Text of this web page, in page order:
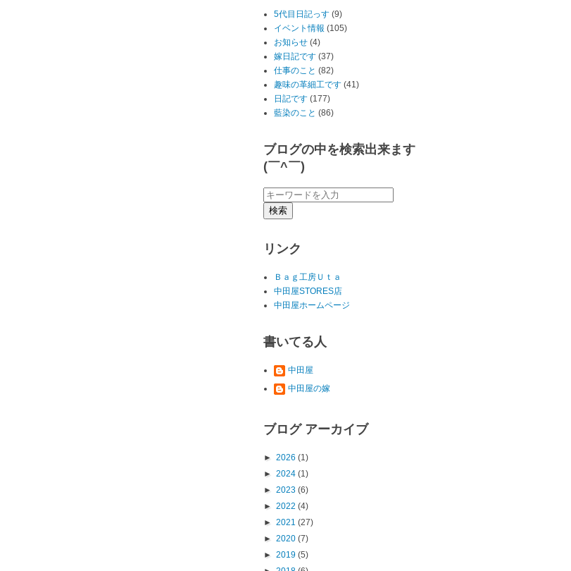
5代目日記っす (9)
イベント情報 (105)
お知らせ (4)
嫁日記です (37)
仕事のこと (82)
趣味の革細工です (41)
日記です (177)
藍染のこと (86)
ブログの中を検索出来ます
(￣^￣)ゞ
リンク
Ｂａｇ工房Ｕｔａ
中田屋STORES店
中田屋ホームページ
書いてる人
中田屋
中田屋の嫁
ブログ アーカイブ
► 2026 (1)
► 2024 (1)
► 2023 (6)
► 2022 (4)
► 2021 (27)
► 2020 (7)
► 2019 (5)